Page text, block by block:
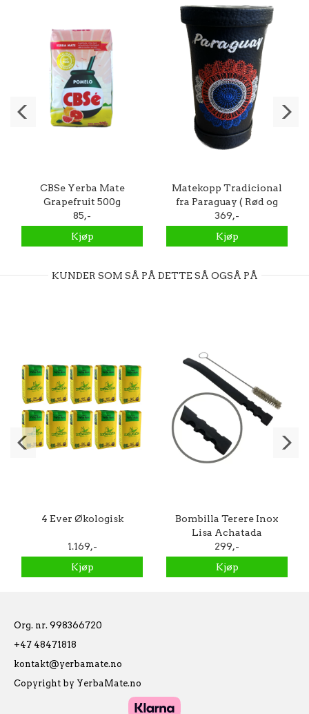
CBSe Yerba Mate
Grapefruit 500g
85,-
Kjøp
Matekopp Tradicional
fra Paraguay ( Rød og
Blå)
369,-
Kjøp
KUNDER SOM SÅ PÅ DETTE SÅ OGSÅ PÅ
4 Ever Økologisk
1.169,-
Kjøp
Bombilla Terere Inox
Lisa Achatada
Preta/Sort - Garibaldi
299,-
Kjøp
Org. nr. 998366720
+47 48471818
kontakt@yerbamate.no
Copyright by YerbaMate.no